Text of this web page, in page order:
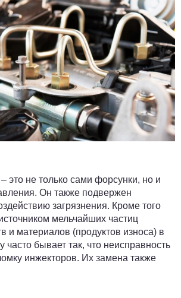
это не только сами форсунки, но и
Он также подвержен
загрязнения. Кроме того
мельчайших частиц
и материалов (продуктов износа) в
часто бывает так, что неисправность
инжекторов. Их замена также